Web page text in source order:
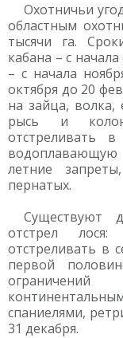
Охотничьи
областным
тысячи га.
кабана – с
– с начала
октября до 20
на зайца, волка,
рысь и
летние
пернатых.
Существуют
отстрел
отстреливать в
первой
спаниелями,
31 декабря.